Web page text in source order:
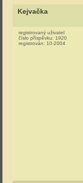
Kejvačka
registrovaný uživatel
číslo příspěvku: 1920
registrován: 10-2004